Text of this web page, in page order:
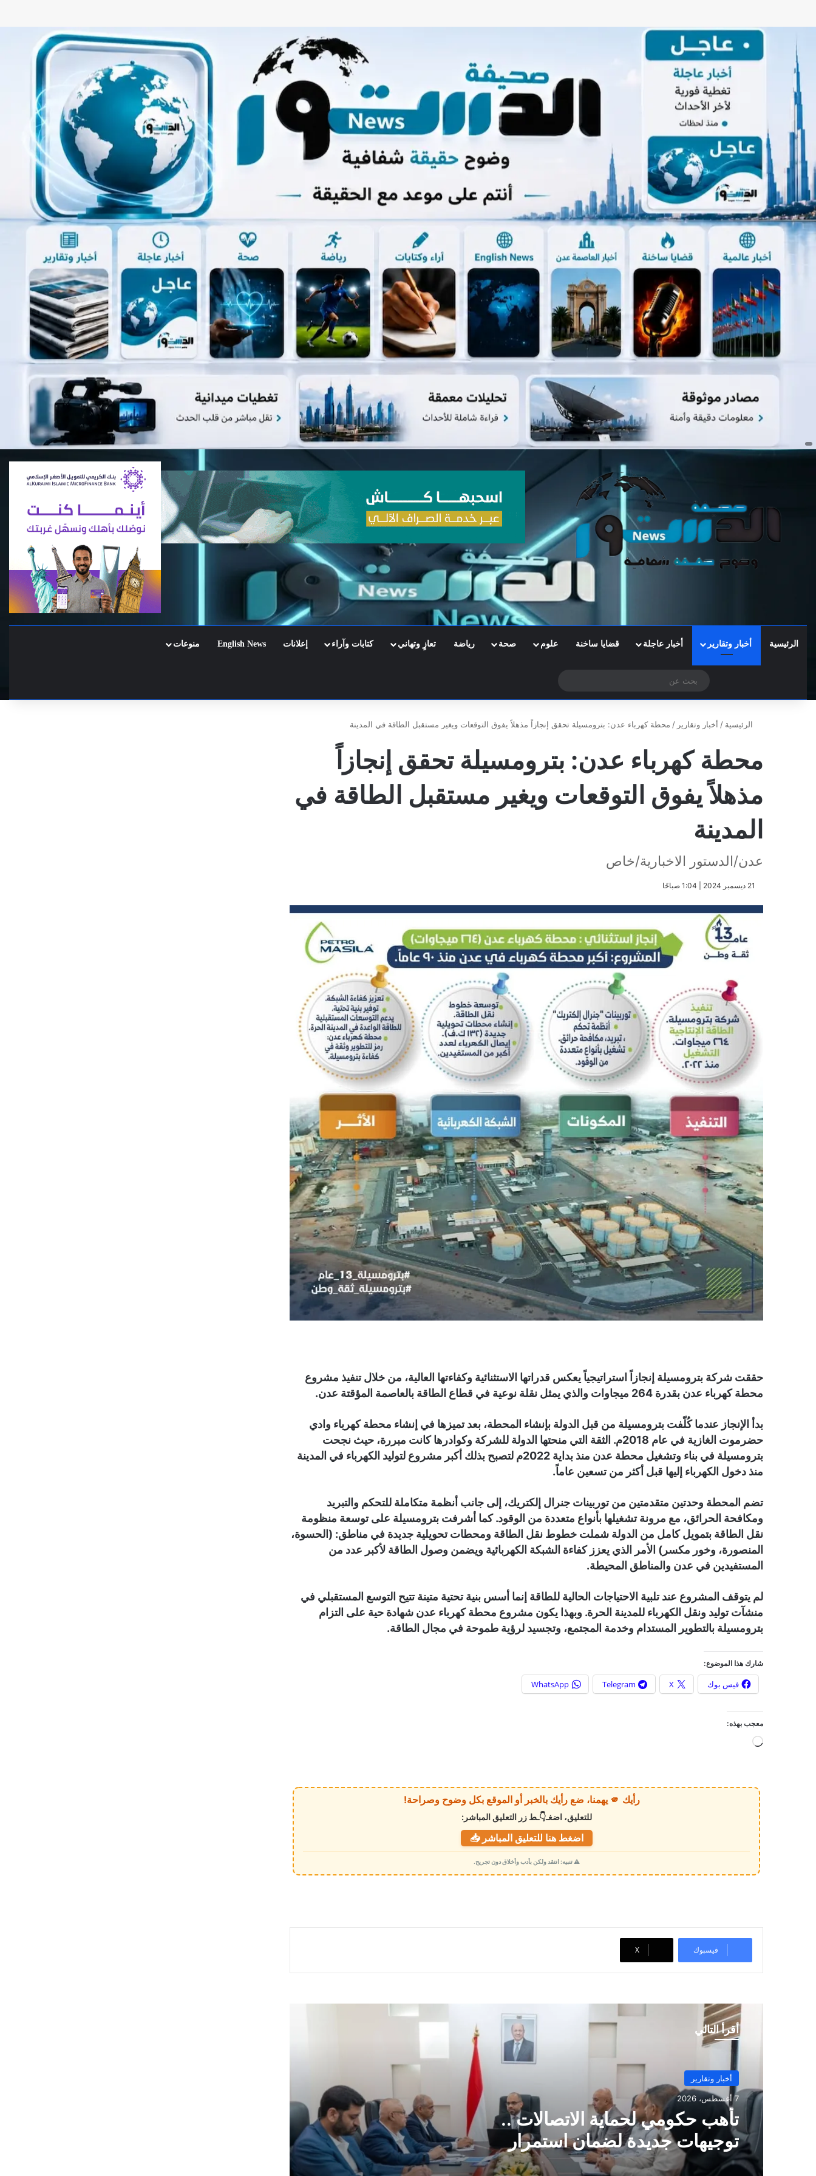
الرئيسية أخبار وتقارير أخبار عاجلة قضايا ساخنة علوم صحة رياضة تعازٍ وتهاني كتابات وآراء إعلانات English News منوعات
الوضع المظلم
عن
الرئيسية / أخبار وتقارير / محطة كهرباء عدن: بترومسيلة تحقق إنجازاً مذهلاً يفوق التوقعات ويغير مستقبل الطاقة في المدينة
محطة كهرباء عدن: بترومسيلة تحقق إنجازاً
مذهلاً يفوق التوقعات ويغير مستقبل الطاقة في
المدينة
عدن/الدستور الاخبارية/خاص
​21 ديسمبر 2024 | 1:04 صباحًا
حققت شركة بترومسيلة إنجازاً استراتيجياً يعكس قدراتها الاستثنائية وكفاءتها العالية، من خلال تنفيذ مشروع
محطة كهرباء عدن بقدرة 264 ميجاوات والذي يمثل نقلة نوعية في قطاع الطاقة بالعاصمة المؤقتة عدن.
بدأ الإنجاز عندما كُلّفت بترومسيلة من قبل الدولة بإنشاء المحطة، بعد تميزها في إنشاء محطة كهرباء وادي
حضرموت الغازية في عام 2018م. الثقة التي منحتها الدولة للشركة وكوادرها كانت مبررة، حيث نجحت
بترومسيلة في بناء وتشغيل محطة عدن منذ بداية 2022م لتصبح بذلك أكبر مشروع لتوليد الكهرباء في المدينة
منذ دخول الكهرباء إليها قبل أكثر من تسعين عاماً.
تضم المحطة وحدتين متقدمتين من توربينات جنرال إلكتريك، إلى جانب أنظمة متكاملة للتحكم والتبريد
ومكافحة الحرائق، مع مرونة تشغيلها بأنواع متعددة من الوقود. كما أشرفت بترومسيلة على توسعة منظومة
نقل الطاقة بتمويل كامل من الدولة شملت خطوط نقل الطاقة ومحطات تحويلية جديدة في مناطق: (الحسوة،
المنصورة، وخور مكسر) الأمر الذي يعزز كفاءة الشبكة الكهربائية ويضمن وصول الطاقة لأكبر عدد من
المستفيدين في عدن والمناطق المحيطة.
لم يتوقف المشروع عند تلبية الاحتياجات الحالية للطاقة إنما أسس بنية تحتية متينة تتيح التوسع المستقبلي في
منشآت توليد ونقل الكهرباء للمدينة الحرة. وبهذا يكون مشروع محطة كهرباء عدن شهادة حية على التزام
بترومسيلة بالتطوير المستدام وخدمة المجتمع، وتجسيد لرؤية طموحة في مجال الطاقة.
شارك هذا الموضوع:
فيس بوك X
Telegram
WhatsApp
معجب بهذه:
ي
ح
رأيك 🫵 يهمنا، ضع رأيك بالخبر أو الموقع بكل وضوح وصراحة!
للتعليق، اضغـ👇ـط زر التعليق المباشر:
اضغط هنا للتعليق المباشر 📥
⚠️ تنبيه: انتقد ولكن بأدب وأخلاق دون تجريح.
فيسبوك ‫X
أقرأ التالي
أخبار وتقارير
7 أغسطس، 2026
تأهب حكومي لحماية الاتصالات ..
توجيهات جديدة لضمان استمرار
الخدمة في المناطق المحررة
تأهب حكومي لحماية الاتصالات .. توجيهات
مصرع مسؤول مصري بطريقة مروعة
المحرّمي يستقبل وزير الدولة لشؤون المرأة
القيادة ويوجه رسائل حاسمة للداخل
والخارج
تعيينات رئاسية جديدة تشمل المسؤولين
الإداريين لمجلس القيادة الأعلى للقوات
المسلحة